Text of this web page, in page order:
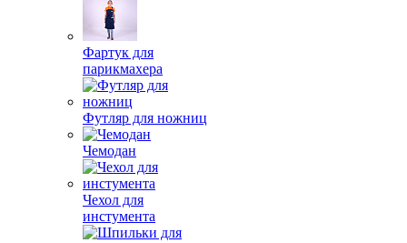
Фартук для
парикмахера
Футляр для ножниц
Чемодан
Чехол для
инстумента